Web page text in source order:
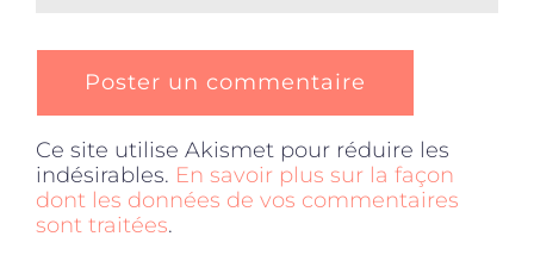
Ce site utilise Akismet pour réduire les
indésirables. En savoir plus sur la façon
dont les données de vos commentaires
sont traitées.